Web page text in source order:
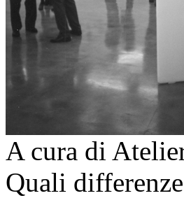
A cura di
Quali